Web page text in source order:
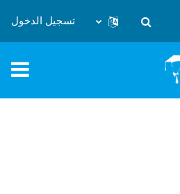
تبديل إدخال البحث
تسجيل الدخول